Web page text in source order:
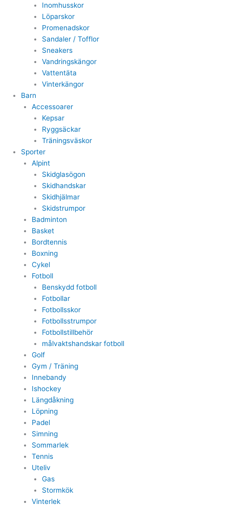
Inomhusskor
Löparskor
Promenadskor
Sandaler / Tofflor
Sneakers
Vandringskängor
Vattentäta
Vinterkängor
Barn
Accessoarer
Kepsar
Ryggsäckar
Träningsväskor
Sporter
Alpint
Skidglasögon
Skidhandskar
Skidhjälmar
Skidstrumpor
Badminton
Basket
Bordtennis
Boxning
Cykel
Fotboll
Benskydd fotboll
Fotbollar
Fotbollsskor
Fotbollsstrumpor
Fotbollstillbehör
målvaktshandskar fotboll
Golf
Gym / Träning
Innebandy
Ishockey
Längdåkning
Löpning
Padel
Simning
Sommarlek
Tennis
Uteliv
Gas
Stormkök
Vinterlek